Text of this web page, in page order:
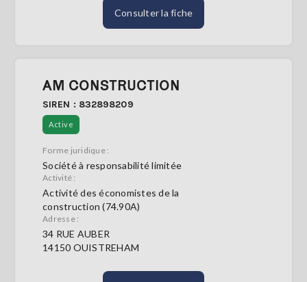
Consulter la fiche
AM CONSTRUCTION
SIREN : 832898209
Active
Forme juridique :
Société à responsabilité limitée
Activité :
Activité des économistes de la
construction (74.90A)
Adresse :
34 RUE AUBER
14150 OUISTREHAM